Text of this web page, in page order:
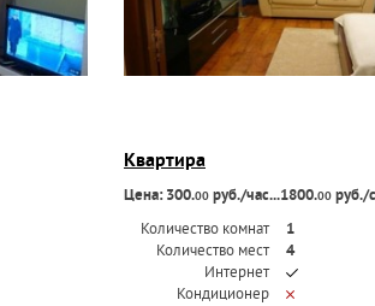
Квартира
Цена: 300.00 руб./час...1800.00 руб./
Количество комнат
1
Количество мест
4
Интернет
Кондиционер